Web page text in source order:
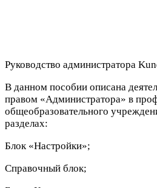
Руководство администратора
В данном пособии описана
правом «Администратора» в
общеобразовательного
разделах:
Блок «Настройки»;
Справочный блок;